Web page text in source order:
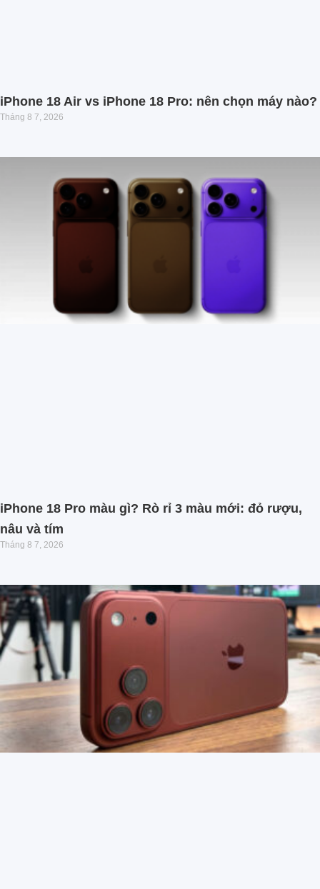
iPhone 18 Air vs iPhone 18 Pro: nên chọn máy nào?
Tháng 8 7, 2026
iPhone 18 Pro màu gì? Rò rỉ 3 màu mới: đỏ rượu,
nâu và tím
Tháng 8 7, 2026